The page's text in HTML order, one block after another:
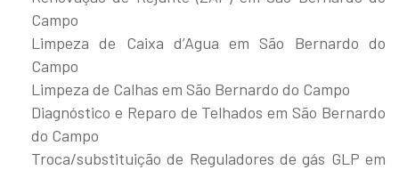
Campo
Limpeza de Caixa d’Agua em São Bernardo do
Campo
Limpeza de Calhas em São Bernardo do Campo
Diagnóstico e Reparo de Telhados em São Bernardo
do Campo
Troca/substituição de Reguladores de gás GLP em